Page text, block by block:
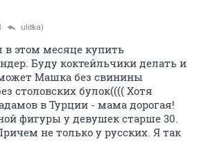
ulitka)
этом месяце купить
Буду коктейльчики делать и
Машка без свинины
столовских булок(((( Хотя
в Турции - мама дорогая!
фигуры у девушек старше 30.
не только у русских. Я так